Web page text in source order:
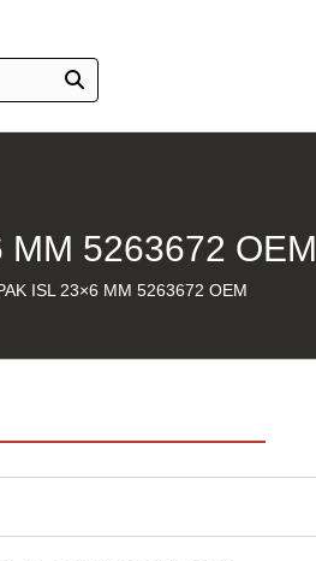
MM 5263672 OEM
ISL 23×6 MM 5263672 OEM